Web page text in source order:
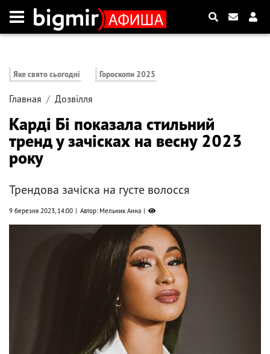
Яке свято сьогодні Гороскопи 2025
Главная Дозвілля
Карді Бі показала стильний
тренд у зачісках на весну 2023
року
Трендова зачіска на густе волосся
9 березня 2023, 14:00 Автор: Мельник Анна